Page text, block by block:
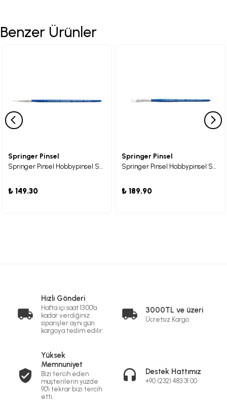
Benzer Ürünler
Springer Pinsel
Springer Pinsel Hobbypinsel Sentetik Beyaz Kıllı Fırça 02
₺ 149.30
Springer Pinsel
Springer Pinsel Hobbypinsel Sentetik Beyaz Yassı Kıllı Fırça 08
₺ 189.90
Hızlı Gönderi
Hafta içi saat 13:00'a
kadar verdiğiniz
siparişler aynı gün
kargoya teslim edilir.
3000TL ve üzeri
Ücretsiz Kargo
Yüksek
Memnuniyet
Bizi tercih eden
müşterilerin yüzde
90'ı tekrar bizi tercih
etti.
Destek Hattımız
+90 (232) 483 31 00